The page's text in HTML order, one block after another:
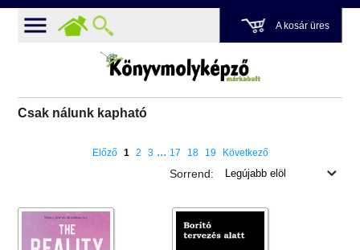
A kosár üres
Csak nálunk kapható
Előző 1 2 3 ... 17 18 19 Következő
Sorrend: